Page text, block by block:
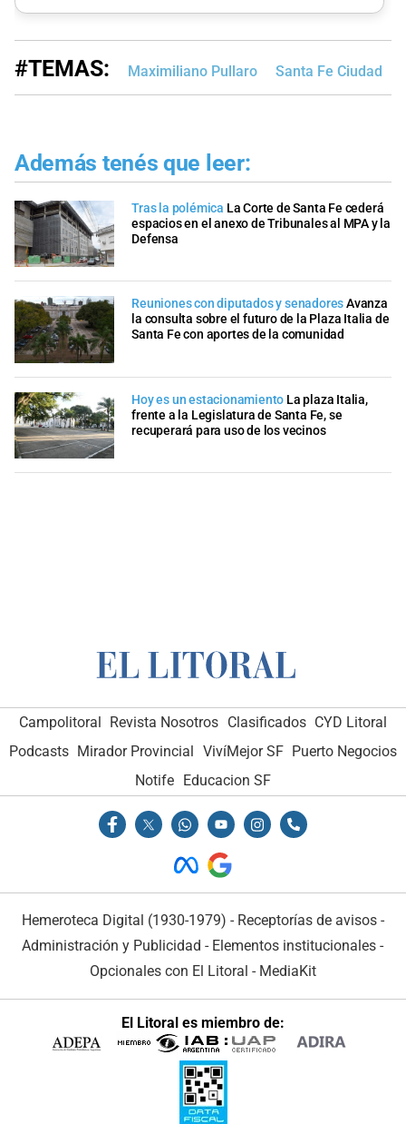
#TEMAS: Maximiliano Pullaro Santa Fe Ciudad
Además tenés que leer:
Tras la polémica La Corte de Santa Fe cederá
espacios en el anexo de Tribunales al MPA y la
Defensa
Reuniones con diputados y senadoresAvanza
la consulta sobre el futuro de la Plaza Italia de
Santa Fe con aportes de la comunidad
Hoy es un estacionamiento La plaza Italia,
frente a la Legislatura de Santa Fe, se
recuperará para uso de los vecinos
Campolitoral Revista Nosotros Clasificados CYD Litoral
Podcasts Mirador Provincial VivíMejor SF Puerto Negocios
Notife Educacion SF
Hemeroteca Digital (1930-1979) - Receptorías de avisos -
Administración y Publicidad - Elementos institucionales -
Opcionales con El Litoral - MediaKit
El Litoral es miembro de: